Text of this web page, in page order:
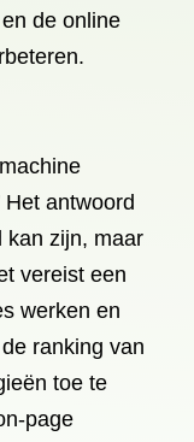
de online
Het antwoord
kan zijn, maar
vereist een
werken en
ranking van
toe te
page